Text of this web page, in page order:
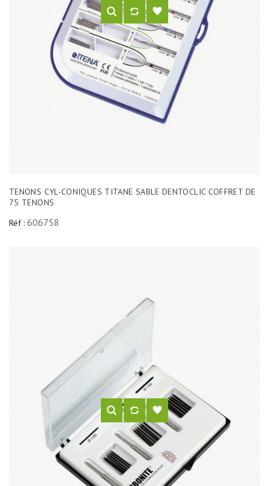
TENONS CYL-CONIQUES TITANE SABLE DENTOCLIC COFFRET DE
75 TENONS
Réf : 606758